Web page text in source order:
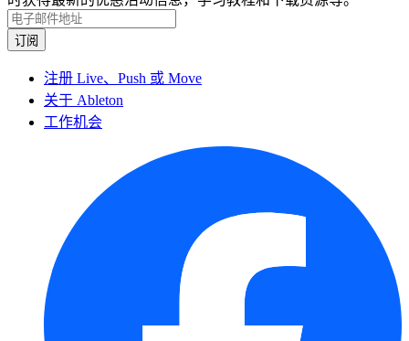
注册 Live、Push 或 Move
关于 Ableton
工作机会